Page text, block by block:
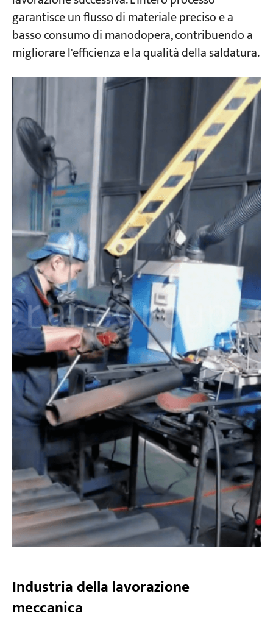
garantisce un flusso di materiale preciso e a
basso consumo di manodopera, contribuendo a
migliorare l'efficienza e la qualità della saldatura.
Industria della lavorazione
meccanica